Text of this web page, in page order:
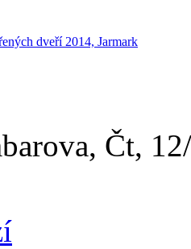
dveří 2014, Jarmark
Čt,